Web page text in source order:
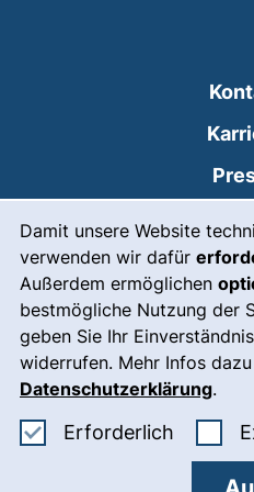
Damit unsere Website
verwenden wir dafür
Außerdem ermöglichen
bestmögliche Nutzung der
geben Sie Ihr
widerrufen. Mehr Infos
Datenschutzerklärung.
Erforderlich
Leichte